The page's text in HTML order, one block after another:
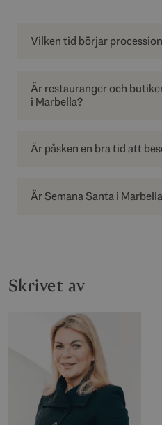
Vilken tid börjar
Är restauranger och
i Marbella?
Är påsken en bra tid att
Är Semana Santa i
Skrivet av